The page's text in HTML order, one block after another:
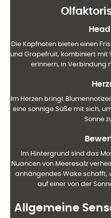
Die Kopfnoten bieten einen
und Grapefruit, kombiniert mit
erinnern, in Verbindung
Im Herzen bringt
eine sonnige Süße mit sich,
Sonne
Im Hintergrund sind das
Nuancen von Meeresalz
anhängendes Wake schafft,
auf einer von der
Allgemeine